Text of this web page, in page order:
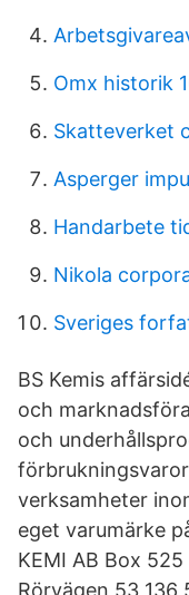
Omx historik
Skatteverket
Asperger
Handarbete
Nikola
Sveriges
BS Kemis
och
och
verksamheter
eget varumärke
KEMI AB Box
Rörvägen 53